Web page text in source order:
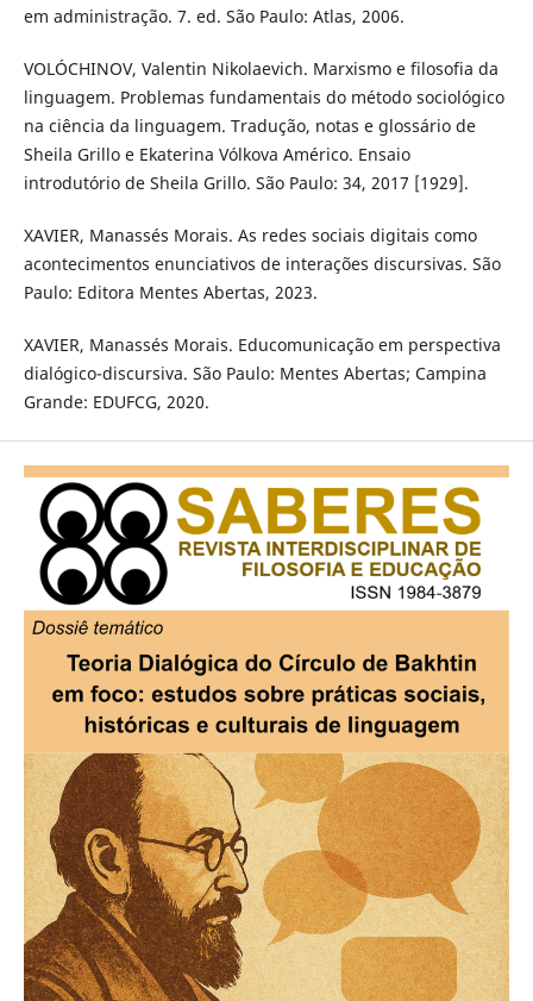
em administração. 7. ed. São Paulo: Atlas, 2006.
VOLÓCHINOV, Valentin Nikolaevich. Marxismo e filosofia da
linguagem. Problemas fundamentais do método sociológico
na ciência da linguagem. Tradução, notas e glossário de
Sheila Grillo e Ekaterina Vólkova Américo. Ensaio
introdutório de Sheila Grillo. São Paulo: 34, 2017 [1929].
XAVIER, Manassés Morais. As redes sociais digitais como
acontecimentos enunciativos de interações discursivas. São
Paulo: Editora Mentes Abertas, 2023.
XAVIER, Manassés Morais. Educomunicação em perspectiva
dialógico-discursiva. São Paulo: Mentes Abertas; Campina
Grande: EDUFCG, 2020.